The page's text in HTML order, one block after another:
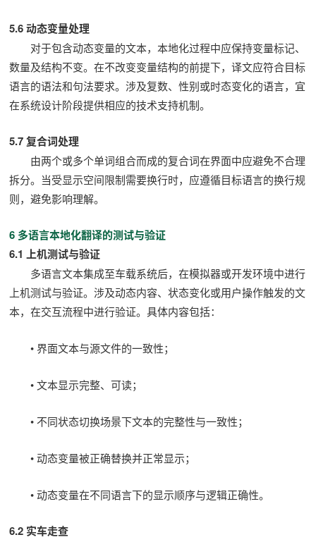
5.6 动态变量处理
对于包含动态变量的文本，本地化过程中应保持变量标记、
数量及结构不变。在不改变变量结构的前提下，译文应符合目标
语言的语法和句法要求。涉及复数、性别或时态变化的语言，宜
在系统设计阶段提供相应的技术支持机制。
5.7 复合词处理
由两个或多个单词组合而成的复合词在界面中应避免不合理
拆分。当受显示空间限制需要换行时，应遵循目标语言的换行规
则，避免影响理解。
6 多语言本地化翻译的测试与验证
6.1 上机测试与验证
多语言文本集成至车载系统后，在模拟器或开发环境中进行
上机测试与验证。涉及动态内容、状态变化或用户操作触发的文
本，在交互流程中进行验证。具体内容包括：
• 界面文本与源文件的一致性；
• 文本显示完整、可读；
• 不同状态切换场景下文本的完整性与一致性；
• 动态变量被正确替换并正常显示；
• 动态变量在不同语言下的显示顺序与逻辑正确性。
6.2 实车走查